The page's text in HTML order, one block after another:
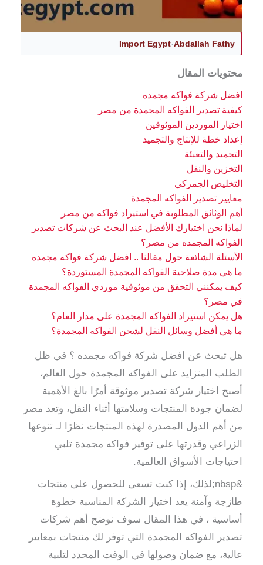
Abdallah Fathy
·
Import Egypt
محتويات المقال
افضل شركة فواكه مجمده
كيفية تصدير الفواكه المجمدة من مصر
اختيار الموردين الموثوقين
إعداد خطة للإنتاج والتجميد
التجميد والتعبئة
التخزين والنقل
التخليص الجمركي
معايير تصدير الفواكه المجمدة
أهم الوثائق المطلوبة في استيراد فواكه من مصر
لماذا نحن اختيارك الأفضل عند البحث عن شركات تصدير
الفواكه المجمده من مصر؟
الأسئلة الشائعة حول مقالنا .. افضل شركة فواكه مجمده
ما هي مدة صلاحية الفواكه المجمدة المستوردة؟
كيف يمكنني التحقق من موثوقية موردي الفواكه المجمدة
في مصر؟
هل يمكن استيراد الفواكه المجمدة على مدار العام؟
ما هي أفضل وسائل النقل لشحن الفواكه المجمدة؟
هل تبحث عن افضل شركة فواكه مجمده ؟ في ظل
الطلب المتزايد على الفواكه المجمدة حول العالم،
أصبح اختيار شركة تصدير موثوقة أمرًا بالغ الأهمية
لضمان جودة المنتجات وسلامتها أثناء النقل، وتعد مصر
من أهم الدول المصدرة لهذه المنتجات نظرًا لـ تنوعها
الزراعي وقدرتها على توفير فواكه مجمدة تلبي
احتياجات الأسواق العالمية.
&nbsp;لذلك، إذا كنت تسعى للحصول على منتجات
طازجة وآمنة يعد اختيار الشركة المناسبة خطوة
أساسية ، في هذا المقال سوف نوضح أهم شركات
تصدير الفواكه المجمدة التي توفر لك منتجات بمعايير
عالية، مع ضمان وصولها في الوقت المحدد لتلبية